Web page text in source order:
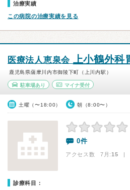
治療実績
この病院の治療実績を見る
医療法人恵泉会 上小鶴外科
鹿児島県薩摩川内市御陵下町（上川内駅）
駐車場あり マイナ受付
土曜（〜18:00） 朝（8:00〜）
0件
アクセス数 7月:15 |
診療科目：